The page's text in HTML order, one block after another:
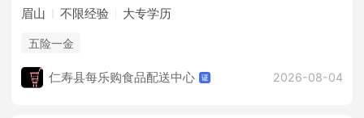
眉山 不限经验 大专学历
五险一金
仁寿县每乐购食品配送中心 2026-08-04